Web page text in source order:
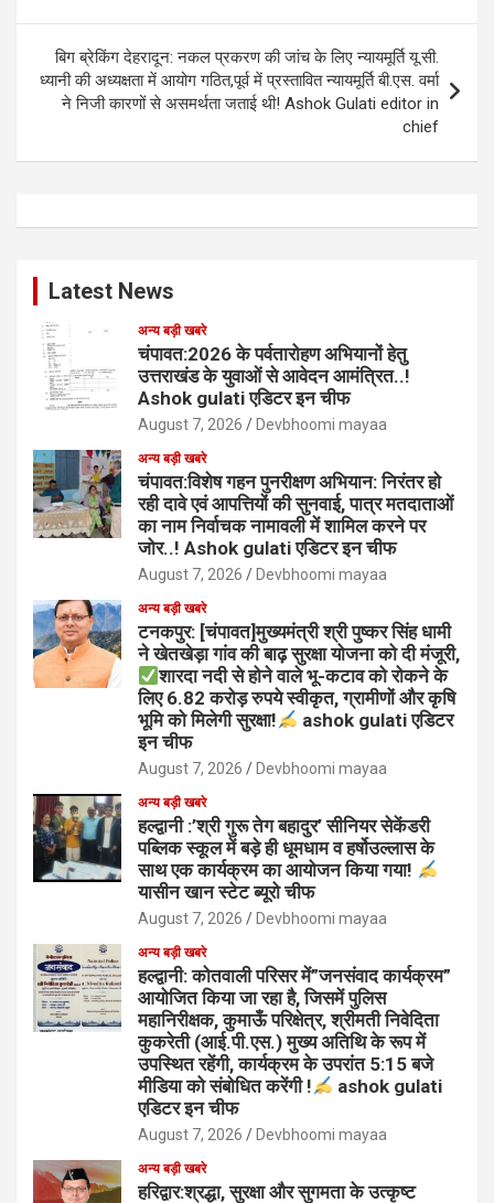
बिग ब्रेकिंग देहरादून: नकल प्रकरण की जांच के लिए न्यायमूर्ति यू.सी.
ध्यानी की अध्यक्षता में आयोग गठित,पूर्व में प्रस्तावित न्यायमूर्ति बी.एस. वर्मा
ने निजी कारणों से असमर्थता जताई थी! Ashok Gulati editor in
chief
Latest News
अन्य बड़ी खबरे
चंपावत:2026 के पर्वतारोहण अभियानों हेतु
उत्तराखंड के युवाओं से आवेदन आमंत्रित..!
Ashok gulati एडिटर इन चीफ
August 7, 2026 Devbhoomi mayaa
अन्य बड़ी खबरे
चंपावत:विशेष गहन पुनरीक्षण अभियान: निरंतर हो
रही दावे एवं आपत्तियों की सुनवाई, पात्र मतदाताओं
का नाम निर्वाचक नामावली में शामिल करने पर
जोर..! Ashok gulati एडिटर इन चीफ
August 7, 2026 Devbhoomi mayaa
अन्य बड़ी खबरे
टनकपुर: [चंपावत]मुख्यमंत्री श्री पुष्कर सिंह धामी
ने खेतखेड़ा गांव की बाढ़ सुरक्षा योजना को दी मंजूरी,
शारदा नदी से होने वाले भू-कटाव को रोकने के
लिए 6.82 करोड़ रुपये स्वीकृत, ग्रामीणों और कृषि
भूमि को मिलेगी सुरक्षा!
ashok gulati एडिटर
इन चीफ
August 7, 2026 Devbhoomi mayaa
अन्य बड़ी खबरे
हल्द्वानी :’श्री गुरू तेग बहादुर’ सीनियर सेकेंडरी
पब्लिक स्कूल में बड़े ही धूमधाम व हर्षोउल्लास के
साथ एक कार्यक्रम का आयोजन किया गया!
यासीन खान स्टेट ब्यूरो चीफ
August 7, 2026 Devbhoomi mayaa
अन्य बड़ी खबरे
हल्द्वानी: कोतवाली परिसर में”जनसंवाद कार्यक्रम”
आयोजित किया जा रहा है, जिसमें पुलिस
महानिरीक्षक, कुमाऊँ परिक्षेत्र, श्रीमती निवेदिता
कुकरेती (आई.पी.एस.) मुख्य अतिथि के रूप में
उपस्थित रहेंगी, कार्यक्रम के उपरांत 5:15 बजे
मीडिया को संबोधित करेंगी !
ashok gulati
एडिटर इन चीफ
August 7, 2026 Devbhoomi mayaa
अन्य बड़ी खबरे
हरिद्वार:श्रद्धा, सुरक्षा और सुगमता के उत्कृष्ट